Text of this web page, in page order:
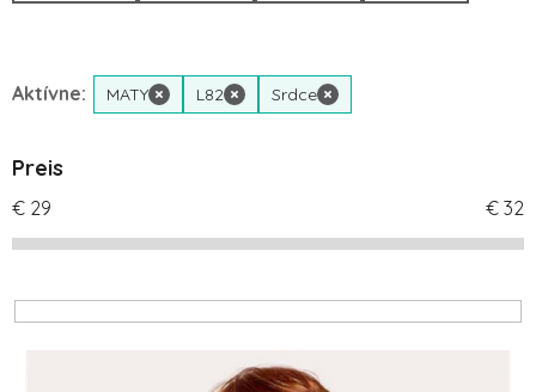
Aktívne: MATY × L82 × Srdce ×
Preis
€ 29 € 32
Liste der Produkte